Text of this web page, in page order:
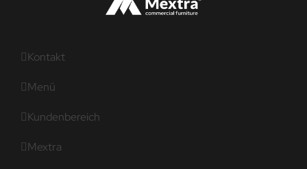
Kontakt
Menü
Kundenbereich
Mextra